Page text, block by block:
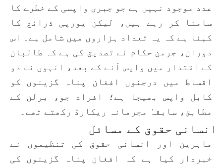
عدد موجود نہیں ہے جو جبری واپسی کے خطرے کا
سامنا کر رہے ہیں، لیکن یورپی ذرائع کا
کہنا ہے کہ یہ تعداد ہزاروں میں شامل ہے۔ اس
دوران، جرمن حکام نے تصدیق کی ہے کہ طالبان
کے اقتدار میں واپس آنے کے بعد، انہوں نے دو
اقساط میں درجنوں افغان پناہ گزینوں کو
کابل واپس بھیجا ہے؛ افراد جو، برلن کے
مطابق، سابقہٰ مجرمانہ ریکارڈ رکھتے تھے۔
انسانی حقوق کے مسائل
ماہرین اور انسانی حقوق کی تنظیموں نے
خبردار کیا ہے کہ افغان پناہ گزینوں کی